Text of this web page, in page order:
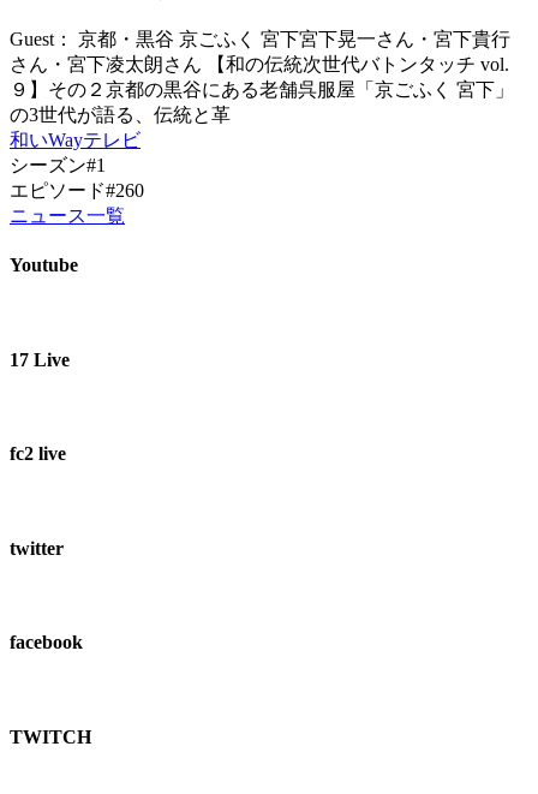
Guest： 京都・黒谷 京ごふく 宮下宮下晃一さん・宮下貴行
さん・宮下凌太朗さん 【和の伝統次世代バトンタッチ vol.
９】その２京都の黒谷にある老舗呉服屋「京ごふく 宮下」
の3世代が語る、伝統と革
和いWayテレビ
シーズン#1
エピソード#260
ニュース一覧
Youtube
17 Live
fc2 live
twitter
facebook
TWITCH​